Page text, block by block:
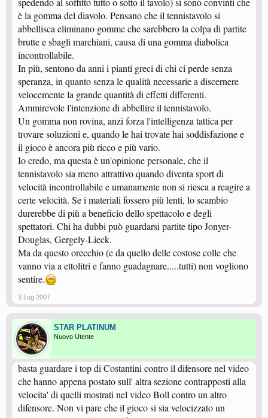
per METTERGLIELA IN QUEL POSTO a chi le ha volute abolire perche' a
detta di loro davano troppo fastidio e rovinavano il gioco.
Ora avremo una tipologia di giocatore in meno, SIAMO VERAMENTE
CONTENTI COSI' ?
Perche' non aboliamo anche le ANTI-TOP, non sono anch'esse trattate ?
Sono gomme lisce che non danno grip, oppure le lisce con effetto colla fresca
incorporato, LA TECNOLOGIA VA AVANTI, diamole spazio E
IMPARIAMO A GIOCARE INVECE CHE ANDARE A PIANGERE DALLA
MAMMA.
è la gomma del diavolo. Pensano che il tennistavolo si
abbellisca eliminano gomme che sarebbero la colpa di partite
brutte e sbagli marchiani, causa di una gomma diabolica
incontrollabile.
In più, sentono da anni i pianti greci di chi ci perde senza
speranza, in quanto senza le qualità necessarie a discernere
velocemente la grande quantità di effetti differenti.
Ammirevole l'intenzione di abbellire il tennistavolo.
Un gomma non rovina, anzi forza l'intelligenza tattica per
trovare soluzioni e, quando le hai trovate hai soddisfazione e
il gioco è ancora più ricco e più vario.
Io credo, ma questa è un'opinione personale, che il
tennistavolo sia meno attrattivo quando diventa sport di
velocità incontrollabile e umanamente non si riesca a reagire a
certe velocità. Se i materiali fossero più lenti, lo scambio
durerebbe di più a beneficio dello spettacolo e degli
spettatori. Chi ha dubbi può guardarsi partite tipo Jonyer-
Douglas, Gergely-Lieck.
Ma da questo orecchio (e da quello delle costose colle che
vanno via a ettolitri e fanno guadagnare.....tutti) non vogliono
sentire.
3 Lug 2007
STAR PLATINUM
Nuovo Utente
basta guardare i top di Costantini contro il difensore nel video
che hanno appena postato sull' altra sezione contrapposti alla
velocita' di quelli mostrati nel video Boll contro un altro
difensore. Non vi pare che il gioco si sia velocizzato un